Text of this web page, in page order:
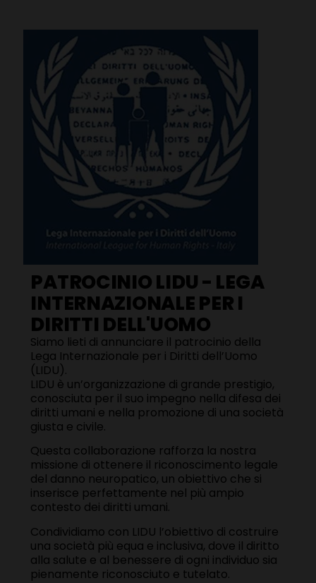
PATROCINIO LIDU - LEGA
INTERNAZIONALE PER I
DIRITTI DELL'UOMO
Siamo lieti di annunciare il patrocinio della
Lega Internazionale per i Diritti dell’Uomo
(LIDU).
LIDU è un’organizzazione di grande prestigio,
conosciuta per il suo impegno nella difesa dei
diritti umani e nella promozione di una società
giusta e civile.
Questa collaborazione rafforza la nostra
missione di ottenere il riconoscimento legale
del danno neuropatico, un obiettivo che si
inserisce perfettamente nel più ampio
contesto dei diritti umani.
Condividiamo con LIDU l’obiettivo di costruire
una società più equa e inclusiva, dove il diritto
alla salute e al benessere di ogni individuo sia
pienamente riconosciuto e tutelato.